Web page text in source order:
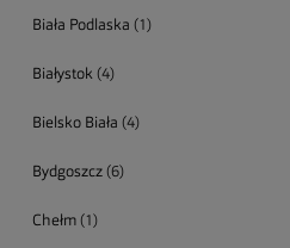
Biała Podlaska (1)
Białystok(4)
Bielsko Biała (4)
Bydgoszcz(6)
Chełm(1)